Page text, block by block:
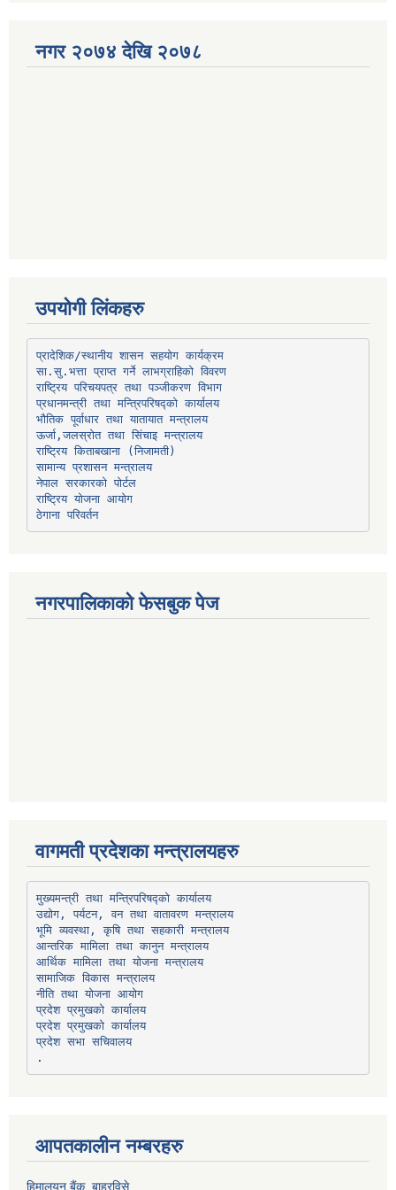
नगर २०७४ देखि २०७८
उपयोगी लिंकहरु
प्रादेशिक/स्थानीय शासन सहयोग कार्यक्रम
सा.सु.भत्ता प्राप्त गर्ने लाभग्राहिको विवरण
राष्ट्रिय परिचयपत्र तथा पञ्‍जीकरण विभाग
प्रधानमन्त्री तथा मन्त्रिपरिषद्को कार्यालय
भौतिक पूर्वाधार तथा यातायात मन्त्रालय
ऊर्जा,जलस्रोत तथा सिंचाइ मन्त्रालय
सामान्य प्रशासन मन्त्रालय
नेपाल सरकारको पोर्टल
राष्ट्रिय योजना आयोग
ठेगाना परिवर्तन
नगरपालिकाको फेसबुक पेज
वागमती प्रदेशका मन्त्रालयहरु
मुख्यमन्त्री तथा मन्त्रिपरिषद्को कार्यालय
उद्योग, पर्यटन, वन तथा वातावरण मन्त्रालय
भूमि व्यवस्था, कृषि तथा सहकारी मन्त्रालय
आन्तरिक मामिला तथा कानुन मन्त्रालय
आर्थिक मामिला तथा योजना मन्त्रालय
सामाजिक विकास मन्त्रालय
नीति तथा योजना आयोग
प्रदेश प्रमुखको कार्यालय
प्रदेश प्रमुखको कार्यालय
प्रदेश सभा सचिवालय
आपतकालीन नम्बरहरु
हिमालयन बैंक, बाह्रविसे